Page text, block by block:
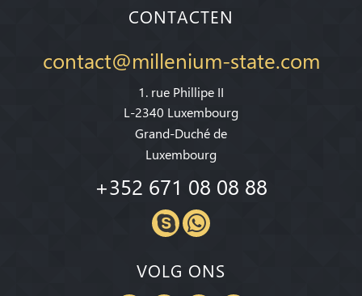
CONTACTEN
contact@millenium-state.com
1. rue Phillipe II
L-2340 Luxembourg
Grand-Duché de
Luxembourg
+352 671 08 08 88
VOLG ONS